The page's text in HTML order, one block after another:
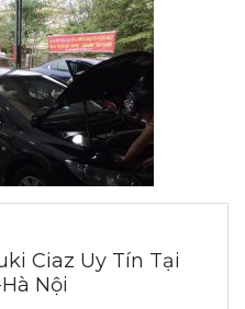
Ciaz Uy Tín Tại
Nội